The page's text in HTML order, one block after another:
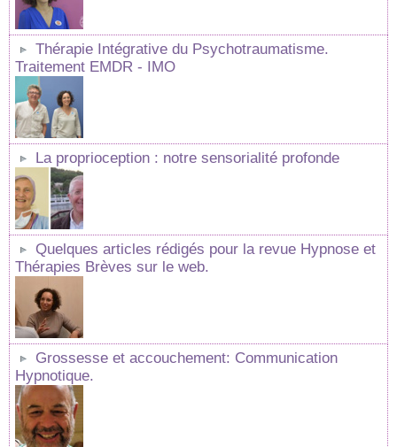
Thérapie Intégrative du Psychotraumatisme.
Traitement EMDR - IMO
La proprioception : notre sensorialité profonde
Quelques articles rédigés pour la revue Hypnose et
Thérapies Brèves sur le web.
Grossesse et accouchement: Communication
Hypnotique.